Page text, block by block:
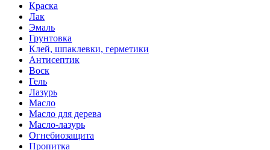
Краска
Лак
Эмаль
Грунтовка
Клей, шпаклевки, герметики
Антисептик
Воск
Гель
Лазурь
Масло
Масло для дерева
Масло-лазурь
Огнебиозащита
Пропитка